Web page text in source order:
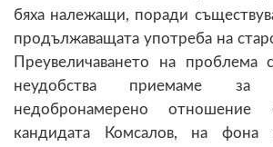
бяха належащи, поради
продължаващата употреба на
Преувеличаването на проблема
неудобства приемаме
недобронамерено
кандидата Комсалов, на фона